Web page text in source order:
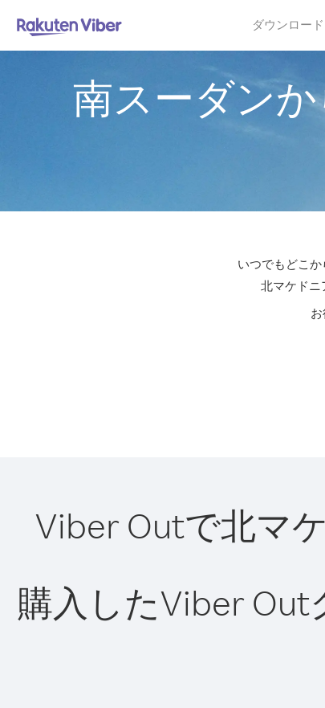
ダウンロード
南スーダン
いつでもどこ
北マケドニ
Viber Outで北マ
購入したViber